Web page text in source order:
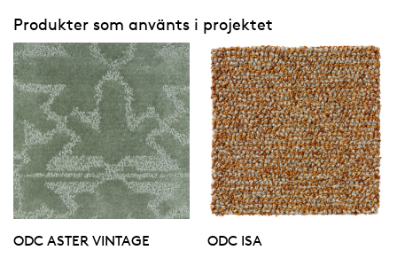
Produkter som använts i projektet
ODC ASTER VINTAGE ODC ISA